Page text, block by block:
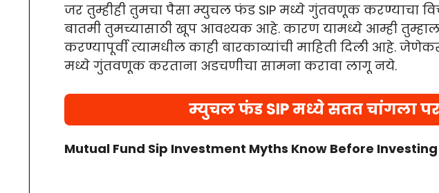
जर तुम्हीही तुमचा पैसा म्युचल फंड SIP मध्ये गुंतवणूक करण्याचा
बातमी तुमच्यासाठी खूप आवश्यक आहे. कारण यामध्ये आम्ही
करण्यापूर्वी त्यामधील काही बारकाव्यांची माहिती दिली आहे.
मध्ये गुंतवणूक करताना अडचणीचा सामना करावा लागू नये.
म्युचल फंड SIP मध्ये सतत चांगला
Mutual Fund Sip Investment Myths Know Before Investing